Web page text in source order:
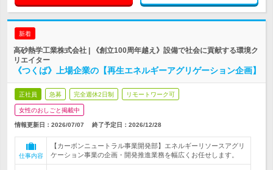
新着
高砂熱学工業株式会社 | 《創立100周年越え》設備で社会に貢献する環境ク
リエイター
《つくば》上場企業の【再生エネルギーアグリゲーション企画】
正社員 急募 完全週休2日制 リモートワーク可
女性のおしごと掲載中
情報更新日：2026/07/07 終了予定日： 2026/12/28
仕事内容
【カーボンニュートラル事業開発部】エネルギーリソースアグリ
ケーション事業の企画・開発推進業務を幅広くお任せします。